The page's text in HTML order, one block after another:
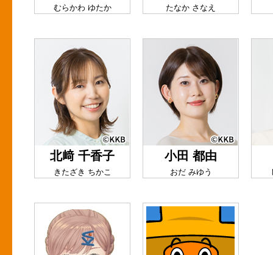
むらかわ ゆたか たなか さなえ
北﨑 千香子
きたざき ちかこ
小田 都由
おだ みゆう